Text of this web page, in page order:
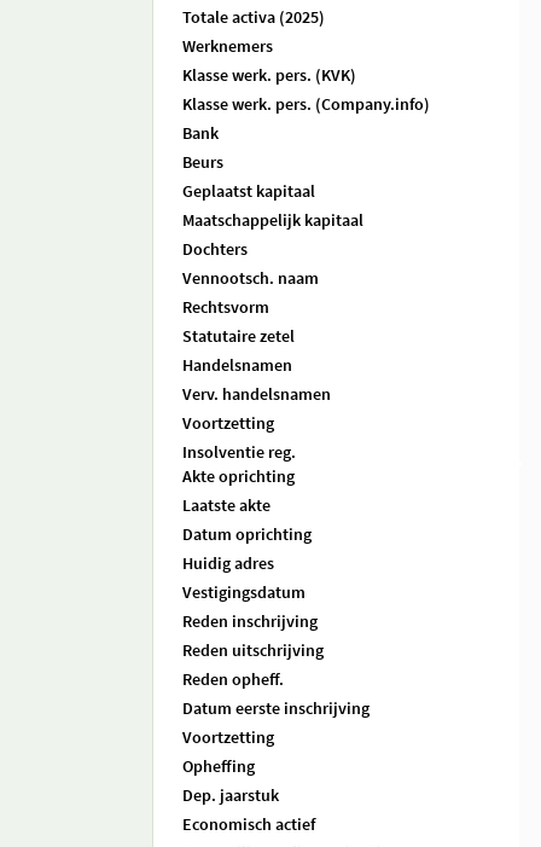
Totale activa (2025)
Werknemers
Klasse werk. pers. (KVK)
Klasse werk. pers. (Company.info)
Bank
Beurs
Geplaatst kapitaal
Maatschappelijk kapitaal
Dochters
Vennootsch. naam
Rechtsvorm
Statutaire zetel
Handelsnamen
Verv. handelsnamen
Voortzetting
Insolventie reg.
Akte oprichting
Laatste akte
Datum oprichting
Huidig adres
Vestigingsdatum
Reden inschrijving
Reden uitschrijving
Reden opheff.
Datum eerste inschrijving
Voortzetting
Opheffing
Dep. jaarstuk
Economisch actief